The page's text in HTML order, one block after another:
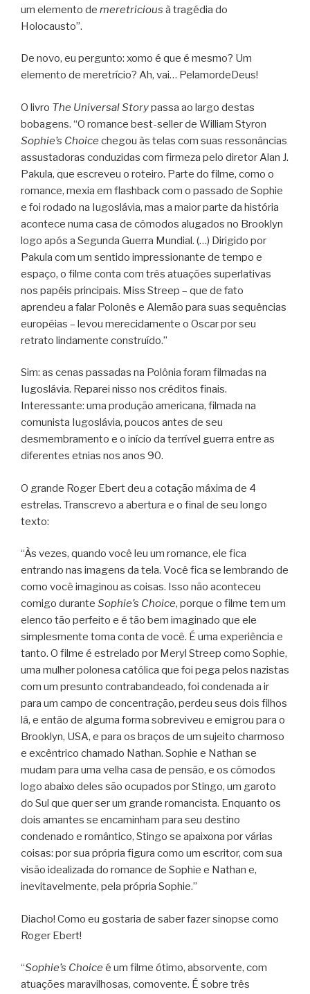
um elemento de meretricious à tragédia do
Holocausto”.
De novo, eu pergunto: xomo é que é mesmo? Um
elemento de meretrício? Ah, vai… PelamordeDeus!
O livro The Universal Storypassa ao largo destas
bobagens. “O romance best-seller de William Styron
Sophie’s Choice chegou às telas com suas ressonâncias
assustadoras conduzidas com firmeza pelo diretor Alan J.
Pakula, que escreveu o roteiro. Parte do filme, como o
romance, mexia em flashback com o passado de Sophie
e foi rodado na Iugoslávia, mas a maior parte da história
acontece numa casa de cômodos alugados no Brooklyn
logo após a Segunda Guerra Mundial. (…) Dirigido por
Pakula com um sentido impressionante de tempo e
espaço, o filme conta com três atuações superlativas
nos papéis principais. Miss Streep – que de fato
aprendeu a falar Polonês e Alemão para suas sequências
européias – levou merecidamente o Oscar por seu
retrato lindamente construído.”
Sim: as cenas passadas na Polônia foram filmadas na
Iugoslávia. Reparei nisso nos créditos finais.
Interessante: uma produção americana, filmada na
comunista Iugoslávia, poucos antes de seu
desmembramento e o início da terrível guerra entre as
diferentes etnias nos anos 90.
O grande Roger Ebert deu a cotação máxima de 4
estrelas. Transcrevo a abertura e o final de seu longo
texto:
“Às vezes, quando você leu um romance, ele fica
entrando nas imagens da tela. Você fica se lembrando de
como você imaginou as coisas. Isso não aconteceu
comigo durante Sophie’s Choice, porque o filme tem um
elenco tão perfeito e é tão bem imaginado que ele
simplesmente toma conta de você. É uma experiência e
tanto. O filme é estrelado por Meryl Streep como Sophie,
uma mulher polonesa católica que foi pega pelos nazistas
com um presunto contrabandeado, foi condenada a ir
para um campo de concentração, perdeu seus dois filhos
lá, e então de alguma forma sobreviveu e emigrou para o
Brooklyn, USA, e para os braços de um sujeito charmoso
e excêntrico chamado Nathan. Sophie e Nathan se
mudam para uma velha casa de pensão, e os cômodos
logo abaixo deles são ocupados por Stingo, um garoto
do Sul que quer ser um grande romancista. Enquanto os
dois amantes se encaminham para seu destino
condenado e romântico, Stingo se apaixona por várias
coisas: por sua própria figura como um escritor, com sua
visão idealizada do romance de Sophie e Nathan e,
inevitavelmente, pela própria Sophie.”
Diacho! Como eu gostaria de saber fazer sinopse como
Roger Ebert!
“Sophie’s Choice é um filme ótimo, absorvente, com
atuações maravilhosas, comovente. É sobre três